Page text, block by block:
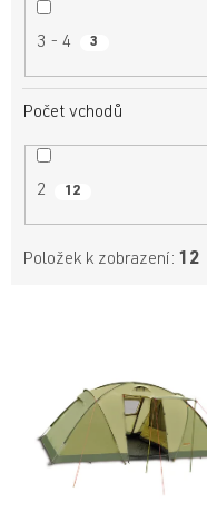
3 - 4 3
Počet vchodů
2 12
Položek k zobrazení: 12